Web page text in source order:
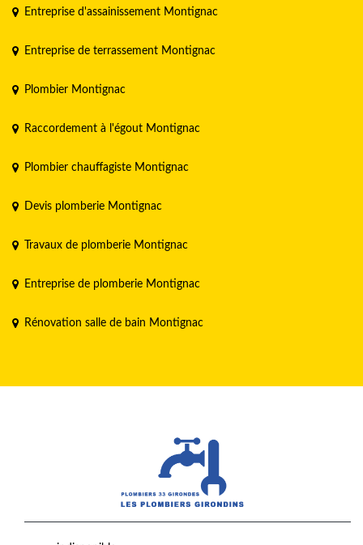
Entreprise d'assainissement Montignac
Entreprise de terrassement Montignac
Plombier Montignac
Raccordement à l'égout Montignac
Plombier chauffagiste Montignac
Devis plomberie Montignac
Travaux de plomberie Montignac
Entreprise de plomberie Montignac
Rénovation salle de bain Montignac